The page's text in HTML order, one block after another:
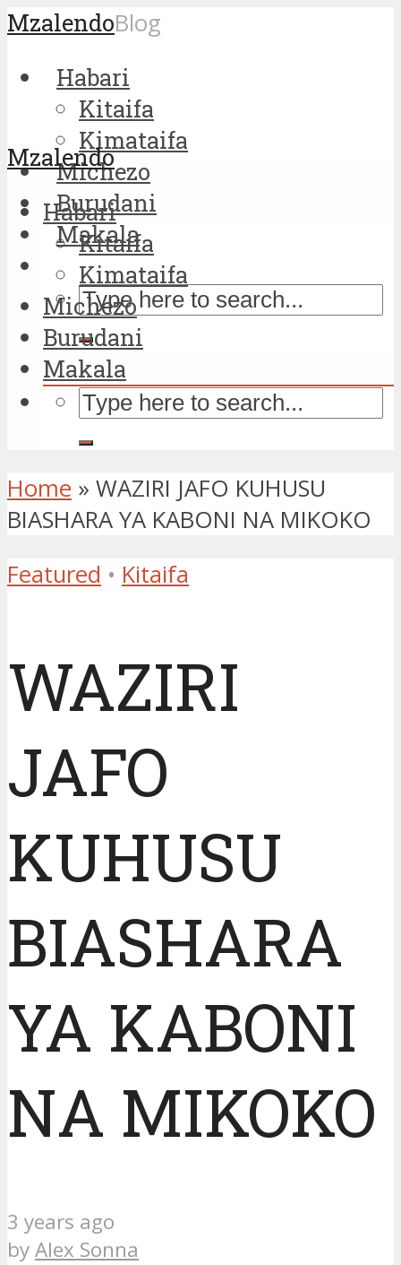
MzalendoBlog
Habari
Kitaifa
Kimataifa
Michezo
Burudani
Makala
Mzalendo
Habari
Kitaifa
Kimataifa
Michezo
Burudani
Makala
Home » WAZIRI JAFO KUHUSU
BIASHARA YA KABONI NA MIKOKO
Featured • Kitaifa
WAZIRI
JAFO
KUHUSU
BIASHARA
YA KABONI
NA MIKOKO
3 years ago
byAlex Sonna